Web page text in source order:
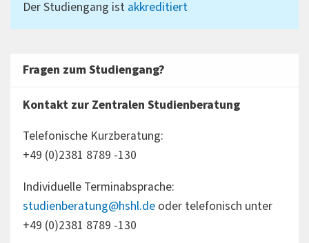
Der Studiengang ist akkreditiert
Fragen zum Studiengang?
Kontakt zur Zentralen Studienberatung
Telefonische Kurzberatung:
+49 (0)2381 8789 -130
Individuelle Terminabsprache:
studienberatung@hshl.deoder telefonisch unter
+49 (0)2381 8789 -130